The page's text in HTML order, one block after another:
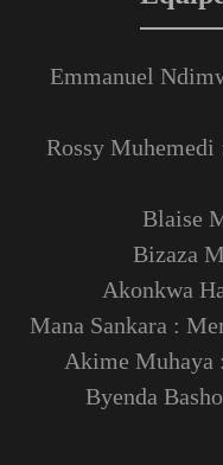
Emmanuel
Rossy Muhemedi
Blaise
Bizaza
Akonkwa
Mana Sankara :
Akime Muhaya
Byenda